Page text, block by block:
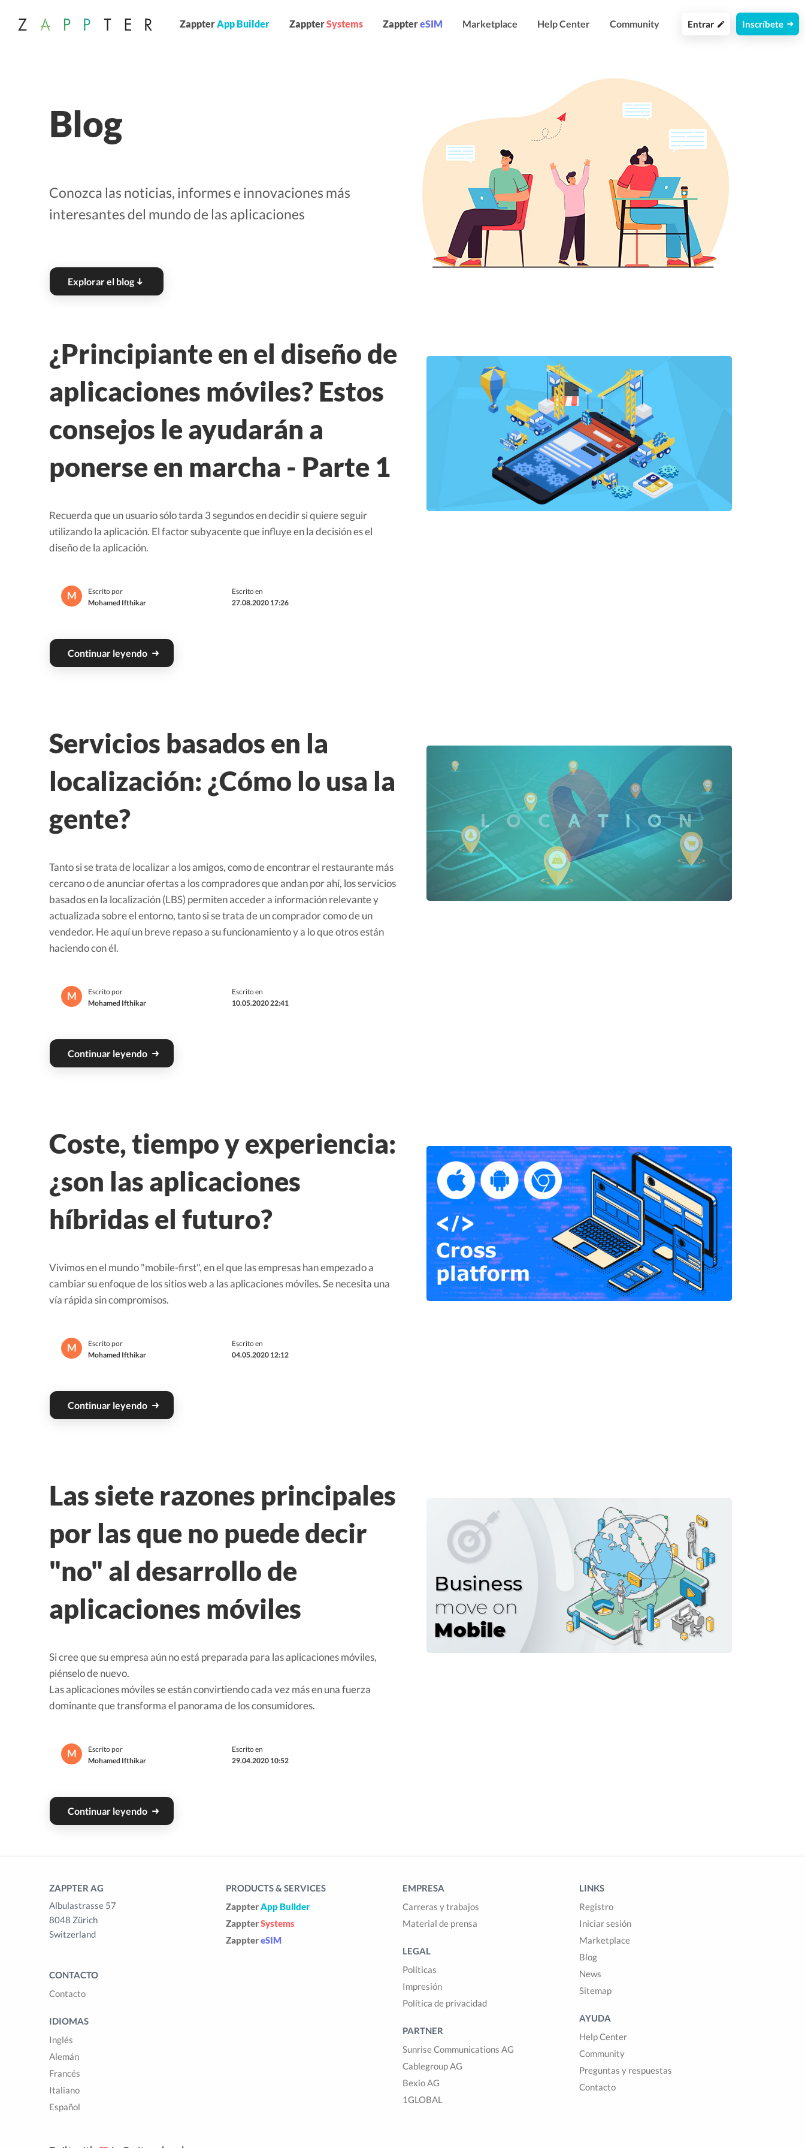
ZappterApp Builder ZappterSystems ZapptereSIM Marketplace Help Center Community Inscríbete
Entrar
Blog
Conozca las noticias, informes e innovaciones más
interesantes del mundo de las aplicaciones
Explorar el blog
¿Principiante en el diseño de
aplicaciones móviles? Estos
consejos le ayudarán a
ponerse en marcha - Parte 1
Recuerda que un usuario sólo tarda 3 segundos en decidir si quiere seguir
utilizando la aplicación. El factor subyacente que influye en la decisión es el
diseño de la aplicación.
M
Escrito por
Mohamed Ifthikar
Escrito en
27.08.2020 17:26
Continuar leyendo
Servicios basados en la
localización: ¿Cómo lo usa la
gente?
Tanto si se trata de localizar a los amigos, como de encontrar el restaurante más
cercano o de anunciar ofertas a los compradores que andan por ahí, los servicios
basados en la localización (LBS) permiten acceder a información relevante y
actualizada sobre el entorno, tanto si se trata de un comprador como de un
vendedor. He aquí un breve repaso a su funcionamiento y a lo que otros están
haciendo con él.
M
Escrito por
Mohamed Ifthikar
Escrito en
10.05.2020 22:41
Continuar leyendo
Coste, tiempo y experiencia:
¿son las aplicaciones
híbridas el futuro?
Vivimos en el mundo "mobile-first", en el que las empresas han empezado a
cambiar su enfoque de los sitios web a las aplicaciones móviles. Se necesita una
vía rápida sin compromisos.
M
Escrito por
Mohamed Ifthikar
Escrito en
04.05.2020 12:12
Continuar leyendo
Las siete razones principales
por las que no puede decir
"no" al desarrollo de
aplicaciones móviles
Si cree que su empresa aún no está preparada para las aplicaciones móviles,
piénselo de nuevo.
Las aplicaciones móviles se están convirtiendo cada vez más en una fuerza
dominante que transforma el panorama de los consumidores.
M
Escrito por
Mohamed Ifthikar
Escrito en
29.04.2020 10:52
Continuar leyendo
ZAPPTER AG
Albulastrasse 57
8048 Zürich
Switzerland
CONTACTO
Contacto
IDIOMAS
Inglés
Alemán
Francés
Italiano
Español
PRODUCTS & SERVICES
ZappterApp Builder
ZappterSystems
ZapptereSIM
EMPRESA
Carreras y trabajos
Material de prensa
LEGAL
Políticas
Impresión
Política de privacidad
PARTNER
Sunrise Communications AG
Cablegroup AG
Bexio AG
1GLOBAL
LINKS
Registro
Iniciar sesión
Marketplace
Blog
News
Sitemap
AYUDA
Help Center
Community
Preguntas y respuestas
Contacto